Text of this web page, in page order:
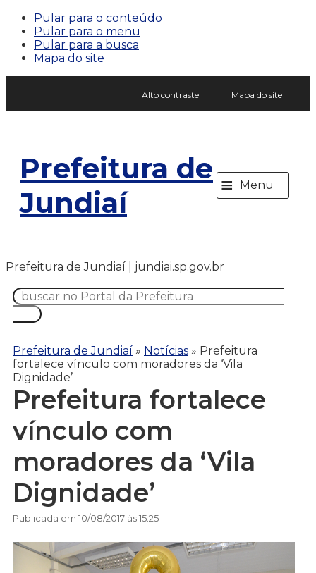
Pular para o conteúdo
Pular para o menu
Pular para a busca
Mapa do site
Alto contraste Mapa do site
Prefeitura de
Jundiaí
≡ Menu
Prefeitura de Jundiaí | jundiai.sp.gov.br
Prefeitura de Jundiaí » Notícias » Prefeitura
fortalece vínculo com moradores da ‘Vila
Dignidade’
Prefeitura fortalece
vínculo com
moradores da ‘Vila
Dignidade’
Publicada em 10/08/2017 às 15:25